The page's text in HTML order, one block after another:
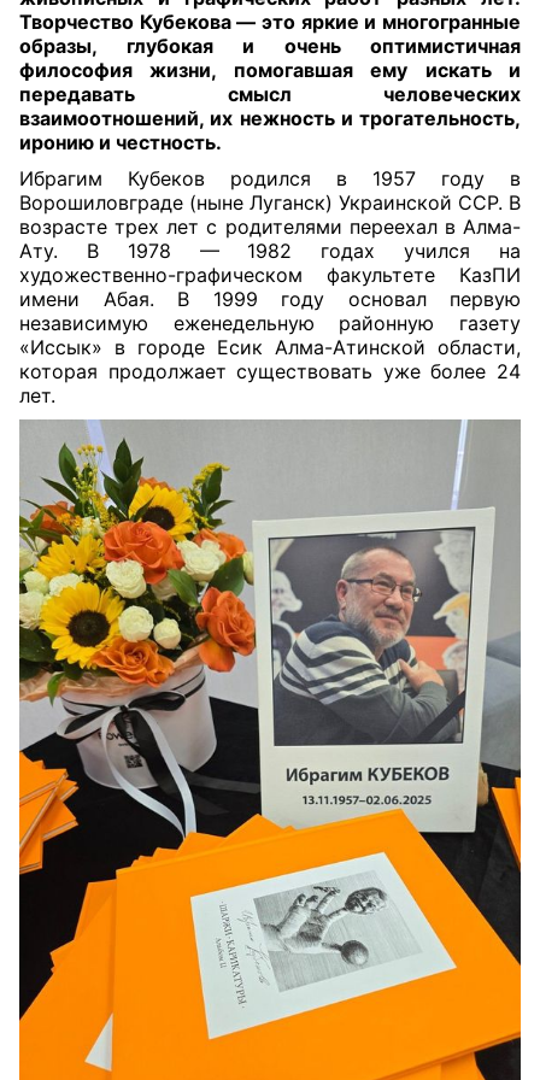
Творчество Кубекова — это яркие и многогранные
образы, глубокая и очень оптимистичная
философия жизни, помогавшая ему искать и
передавать смысл человеческих
взаимоотношений, их нежность и трогательность,
иронию и честность.
Ибрагим Кубеков родился в 1957 году в
Ворошиловграде (ныне Луганск) Украинской ССР. В
возрасте трех лет с родителями переехал в Алма-
Ату. В 1978 — 1982 годах учился на
художественно-графическом факультете КазПИ
имени Абая. В 1999 году основал первую
независимую еженедельную районную газету
«Иссык» в городе Есик Алма-Атинской области,
которая продолжает существовать уже более 24
лет.